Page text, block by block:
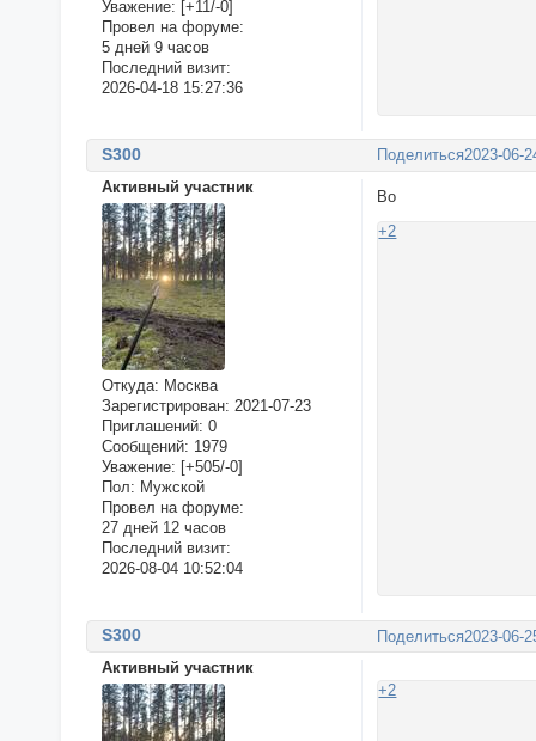
Уважение: [+11/-0]
Провел на форуме:
5 дней 9 часов
Последний визит:
2026-04-18 15:27:36
Поделиться2023-06-
S300
Активный участник
Откуда: Москва
Зарегистрирован: 2021-07-23
Приглашений: 0
Сообщений: 1979
Уважение: [+505/-0]
Пол: Мужской
Провел на форуме:
27 дней 12 часов
Последний визит:
2026-08-04 10:52:04
Во
+2
Поделиться2023-06-
S300
Активный участник
+2